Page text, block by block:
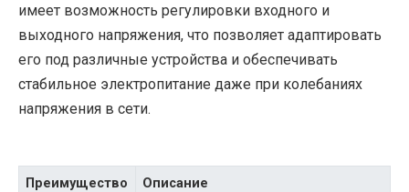
имеет возможность регулировки входного и
выходного напряжения, что позволяет адаптировать
его под различные устройства и обеспечивать
стабильное электропитание даже при колебаниях
напряжения в сети.
Преимущество Описание